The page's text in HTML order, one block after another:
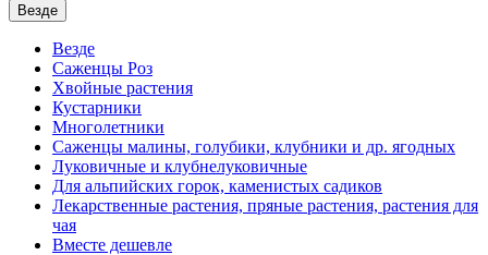
Везде
Везде
Саженцы Роз
Хвойные растения
Кустарники
Многолетники
Саженцы малины, голубики, клубники и др. ягодных
Луковичные и клубнелуковичные
Для альпийских горок, каменистых садиков
Лекарственные растения, пряные растения, растения для
чая
Вместе дешевле